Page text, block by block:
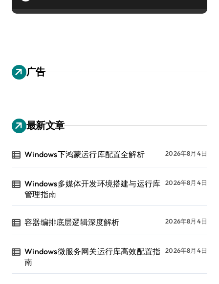
广告
最新文章
Windows下鸿蒙运行库配置全解析 2026年8月4日
Windows多媒体开发环境搭建与运行库
管理指南
2026年8月4日
容器编排底层逻辑深度解析 2026年8月4日
Windows微服务网关运行库高效配置指
南
2026年8月4日